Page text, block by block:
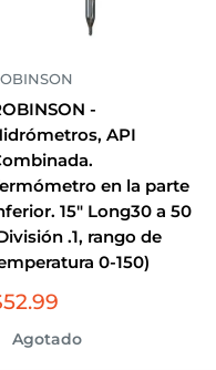
-
API
en la parte
15" Long30 a 50
.1, rango de
0-150)
Agotado